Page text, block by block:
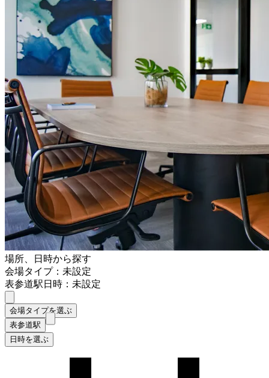
場所、日時から探す
会場タイプ：未設定
表参道駅日時：未設定
会場タイプを選ぶ
表参道駅
日時を選ぶ